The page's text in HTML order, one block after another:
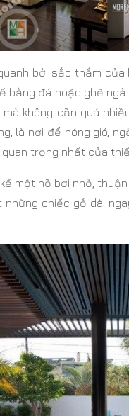
bởi sắc thắm
bằng đá hoặc ghế
không cần quá
là nơi để hóng gió,
trọng nhất của
một hồ bơi nhỏ,
chiếc gỗ dài